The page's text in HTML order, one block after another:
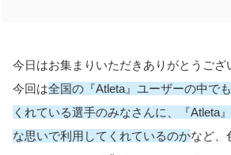
ハンドボール
ラグビー
柔道
今日はお集まりいただきありがとうござ
今回は全国の『Atleta』ユーザーの中で
くれている選手のみなさんに、『Atleta
な思いで利用してくれているのかなど、